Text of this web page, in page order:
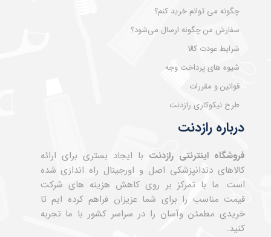
درباره رازدنت
فروشگاه اینترنتی رازدنت با ایجاد بستری برای ارائه
کالاهای دندانپزشکی اصل و اورجینال راه اندازی شده
است. ما با تمرکز بر روی کاهش هزینه های شرکت
قیمت مناسب را برای شما عزیزان فراهم کرده ایم تا
خریدی مطمئن وآسان را در سراسر کشور با ما تجربه
کنید.
چگونه می توانم خرید کنم؟
سفارش من چگونه ارسال می‌شود؟
شرایط عودت کالا
شیوه های پرداخت وجه
قوانین و مقررات
طرح نیکوکاری رازدنت